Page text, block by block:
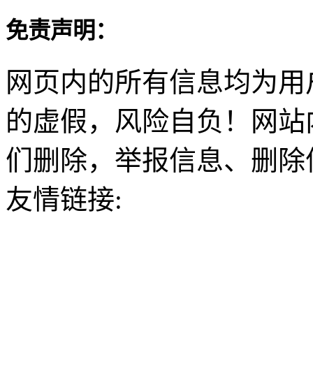
免责声明：
网页内的所有信息均为
的虚假，风险自负！网
们删除，举报信息、删
友情链接: